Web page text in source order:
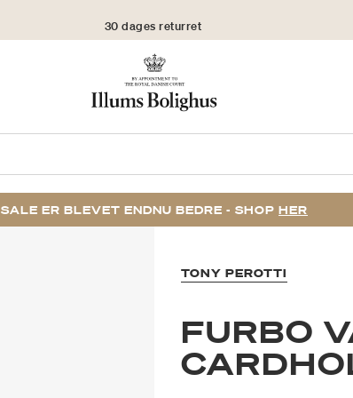
30 dages returret
SALE ER BLEVET ENDNU BEDRE - SHOP HER
TONY PEROTTI
FURBO